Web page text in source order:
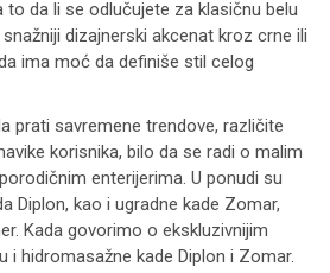
to da li se odlučujete za klasičnu belu
dizajnerski akcenat kroz crne ili
ima moć da definiše stil celog
prati savremene trendove, različite
korisnika, bilo da se radi o malim
enterijerima. U ponudi su
Diplon, kao i ugradne kade Zomar,
Kada govorimo o ekskluzivnijim
i hidromasažne kade Diplon i Zomar.